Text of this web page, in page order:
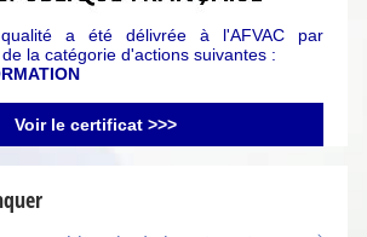
a été délivrée à l'AFVAC par
la catégorie d'actions suivantes :
Voir le certificat >>>